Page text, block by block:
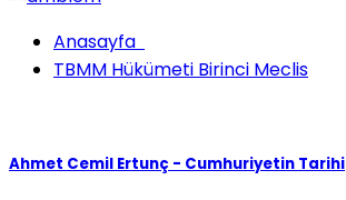
Anasayfa
TBMM Hükümeti Birinci Meclis
Ahmet Cemil Ertunç - Cumhuriyetin Tarihi